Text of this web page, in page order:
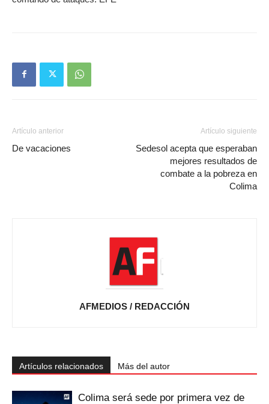
Artículo anterior
De vacaciones
Artículo siguiente
Sedesol acepta que esperaban
mejores resultados de
combate a la pobreza en
Colima
AFMEDIOS / REDACCIÓN
Artículos relacionados Más del autor
Colima será sede por primera vez de